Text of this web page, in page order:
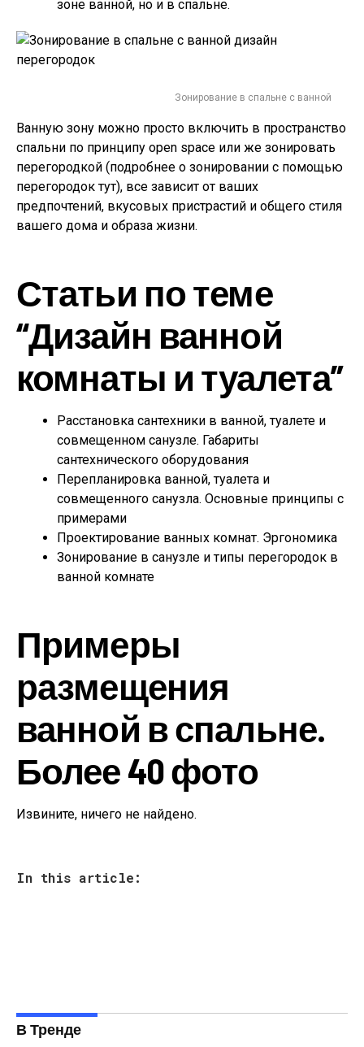
зоне ванной, но и в спальне.
Зонирование в спальне с ванной
Ванную зону можно просто включить в пространство
спальни по принципу open space или же зонировать
перегородкой (подробнее о зонировании с помощью
перегородок тут), все зависит от ваших
предпочтений, вкусовых пристрастий и общего стиля
вашего дома и образа жизни.
Статьи по теме
“Дизайн ванной
комнаты и туалета”
Расстановка сантехники в ванной, туалете и
совмещенном санузле. Габариты
сантехнического оборудования
Перепланировка ванной, туалета и
совмещенного санузла. Основные принципы с
примерами
Проектирование ванных комнат. Эргономика
Зонирование в санузле и типы перегородок в
ванной комнате
Примеры
размещения
ванной в спальне.
Более 40 фото
Извините, ничего не найдено.
In this article:
В Тренде